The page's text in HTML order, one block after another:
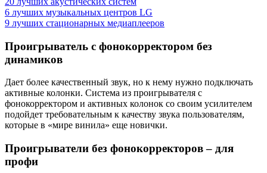
6 лучших музыкальных центров LG
9 лучших стационарных медиаплееров
Проигрыватель с фонокорректором без
динамиков
Дает более качественный звук, но к нему нужно подключать
активные колонки. Система из проигрывателя с
фонокорректором и активных колонок со своим усилителем
подойдет требовательным к качеству звука пользователям,
которые в «мире винила» еще новички.
Проигрыватели без фонокорректоров – для
профи